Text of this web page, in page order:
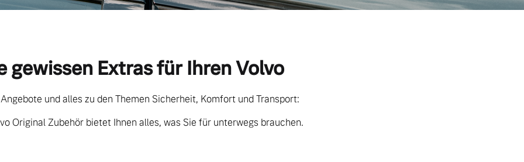
gewissen Extras für Ihren Volvo
und alles zu den Themen Sicherheit, Komfort und Transport:
Original Zubehör bietet Ihnen alles, was Sie für unterwegs brauchen.